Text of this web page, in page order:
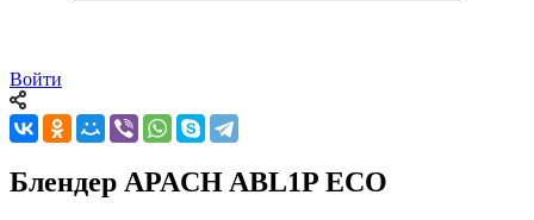
Войти
Блендер APACH ABL1P ECO